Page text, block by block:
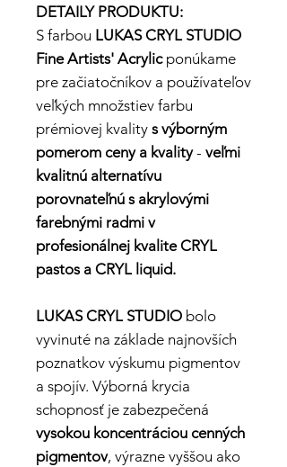
DETAILY PRODUKTU:
S farbou LUKAS CRYL STUDIO
Fine Artists' Acrylic ponúkame
pre začiatočníkov a používateľov
veľkých množstiev farbu
prémiovej kvality s výborným
pomerom ceny a kvality- veľmi
kvalitnú alternatívu
porovnateľnú s akrylovými
farebnými radmi v
profesionálnej kvalite CRYL
pastos a CRYL liquid.
LUKAS CRYL STUDIO bolo
vyvinuté na základe najnovších
poznatkov výskumu pigmentov
a spojív. Výborná krycia
schopnosť je zabezpečená
vysokou koncentráciou cenných
pigmentov, výrazne vyššou ako